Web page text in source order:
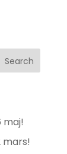
maj!
mars!